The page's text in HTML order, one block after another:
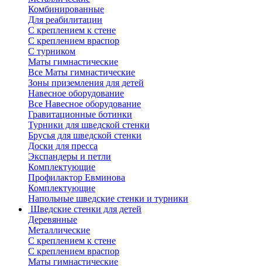
Комбинированные
Для реабилитации
С креплением к стене
С креплением враспор
С турником
Маты гимнастические
Все Маты гимнастические
Зоны приземления для детей
Навесное оборудование
Все Навесное оборудование
Гравитационные ботинки
Турники для шведской стенки
Брусья для шведской стенки
Доски для пресса
Экспандеры и петли
Комплектующие
Профилактор Евминова
Комплектующие
Напольные шведские стенки и турники
Шведские стенки для детей
Деревянные
Металлические
С креплением к стене
С креплением враспор
Маты гимнастические